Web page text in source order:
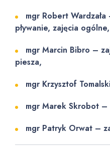
mgr Robert
pływanie, zajęcia ogólne,
mgr Marcin Bibro –
piesza,
mgr Krzysztof
mgr Marek Skrobot –
mgr Patryk Orwat –